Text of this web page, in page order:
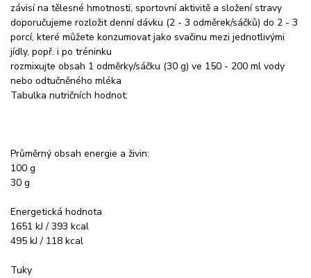
závisí na tělesné hmotnosti, sportovní aktivitě a složení stravy
doporučujeme rozložit denní dávku (2 - 3 odměrek/sáčků) do 2 - 3
porcí, které můžete konzumovat jako svačinu mezi jednotlivými
jídly, popř. i po tréninku
rozmixujte obsah 1 odměrky/sáčku (30 g) ve 150 - 200 ml vody
nebo odtučněného mléka
Tabulka nutričních hodnot:
Průměrný obsah energie a živin:
100 g
30 g
Energetická hodnota
1651 kJ / 393 kcal
495 kJ / 118 kcal
Tuky